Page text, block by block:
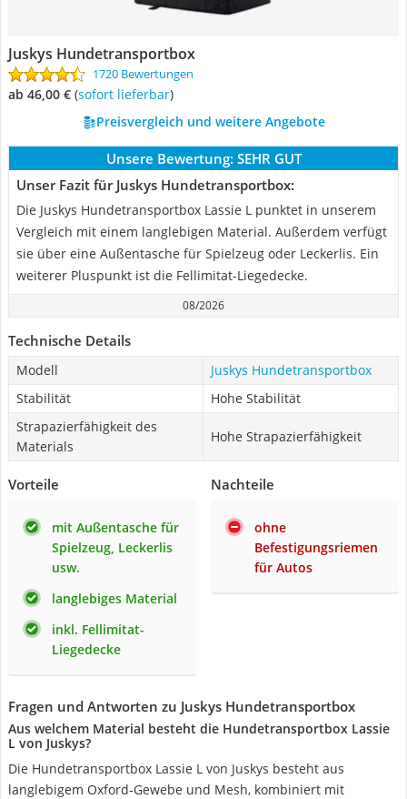
Juskys Hundetransportbox
1720 Bewertungen
ab 46,00 € ( Sofort lieferbar)
Preisvergleich und weitere Angebote
Unsere Bewertung: SEHR GUT
Unser Fazit für Juskys Hundetransportbox:
Die Juskys Hundetransportbox Lassie L punktet in unserem
Vergleich mit einem langlebigen Material. Außerdem verfügt
sie über eine Außentasche für Spielzeug oder Leckerlis. Ein
weiterer Pluspunkt ist die Fellimitat-Liegedecke.
08/2026
Technische Details
Modell
Juskys Hundetransportbox
Stabilität
Hohe Stabilität
Strapazierfähigkeit des
Materials
Hohe Strapazierfähigkeit
Vorteile
mit Außentasche für
Spielzeug, Leckerlis
usw.
langlebiges Material
inkl. Fellimitat-
Liegedecke
Nachteile
ohne
Befestigungsriemen
für Autos
Fragen und Antworten zu Juskys Hundetransportbox
Aus welchem Material besteht die Hundetransportbox Lassie
L von Juskys?
Die Hundetransportbox Lassie L von Juskys besteht aus
langlebigem Oxford-Gewebe und Mesh, kombiniert mit